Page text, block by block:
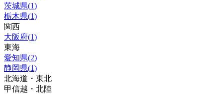
茨城県(1)
栃木県(1)
関西
大阪府(1)
東海
愛知県(2)
静岡県(1)
北海道・東北
甲信越・北陸